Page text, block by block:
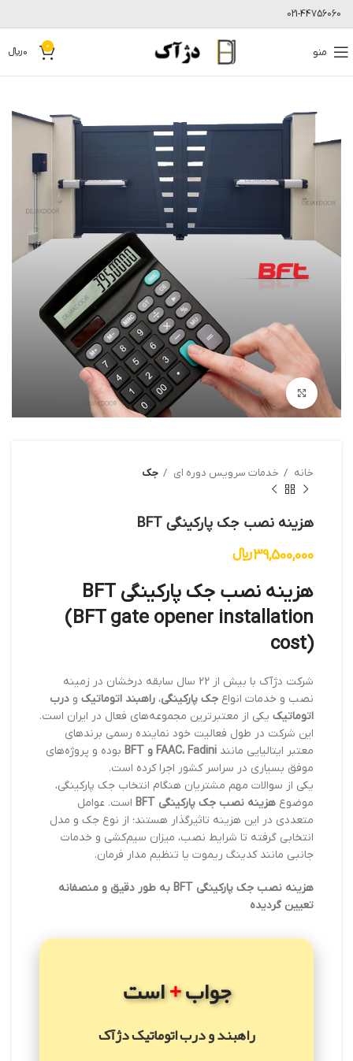
021-44756060
منو 0
0﷼
بزرگنمایی تصویر
خانه خدمات سرویس دوره ای جک
هزینه نصب جک پارکینگی BFT
39,500,000﷼
هزینه نصب جک پارکینگی BFT
(BFT gate opener installation
cost)
شرکت دژآک با بیش از 22 سال سابقه درخشان در زمینه
نصب و خدمات انواع جک پارکینگی، راهبند اتوماتیک و درب
اتوماتیک یکی از معتبرترین مجموعه‌های فعال در ایران است.
این شرکت در طول فعالیت خود نماینده رسمی برندهای
معتبر ایتالیایی مانند FAAC، Fadini و BFT
بوده و پروژه‌های
موفق بسیاری در سراسر کشور اجرا کرده است.
یکی از سوالات مهم مشتریان هنگام انتخاب جک پارکینگی،
موضوع هزینه نصب جک پارکینگی BFT
است. عوامل
متعددی در این هزینه تاثیرگذار هستند؛ از نوع جک و مدل
انتخابی گرفته تا شرایط نصب، میزان سیم‌کشی و خدمات
جانبی مانند کدینگ ریموت یا تنظیم مدار فرمان.
هزینه نصب جک پارکینگی BFT به طور دقیق و منصفانه
تعیین گردیده
جواب+است
راهبند و درب اتوماتیک دژآک